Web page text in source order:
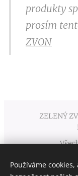
produkty
prosím
ZVON
ZELENÝ
Používáme